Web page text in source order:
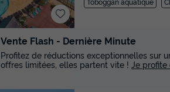
Vente Flash - Dernière Minute
Profitez de réductions exceptionnelles sur
offres limitées, elles partent vite ! Je profite